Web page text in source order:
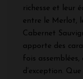
richesse et leur
entre le Merlot,
Cabernet
apporte des
fois
d’exception.